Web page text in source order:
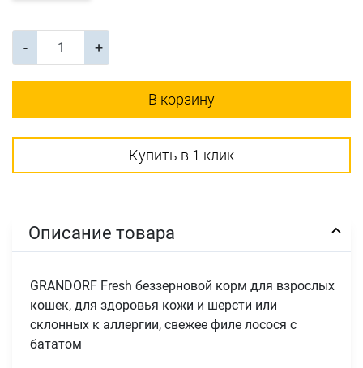
- +
В корзину
Купить в 1 клик
Описание товара
GRANDORF Fresh беззерновой корм для взрослых
кошек, для здоровья кожи и шерсти или
склонных к аллергии, свежее филе лосося с
бататом